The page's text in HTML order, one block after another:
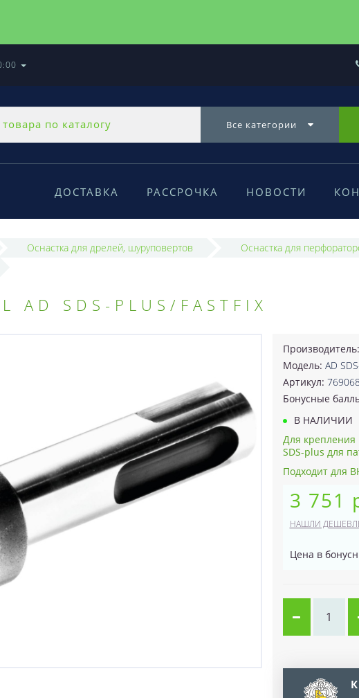
Все категории
ДОСТАВКА РАССРОЧКА НОВОСТИ
Оснастка для дрелей, шуруповертов
Оснастка для
AD SDS-PLUS/FASTFIX
Производитель:
Модель: AD
Артикул: 769068
Бонусные
В НАЛИЧИИ
Для крепления
SDS-plus для
Подходит для
3 751
НАШЛИ
Цена в